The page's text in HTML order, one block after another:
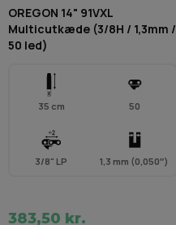
OREGON 14" 91VXL
Multicutkæde (3/8H / 1,3mm /
50 led)
35 cm 50
3/8" LP 1,3 mm (0,050″)
383,50 kr.